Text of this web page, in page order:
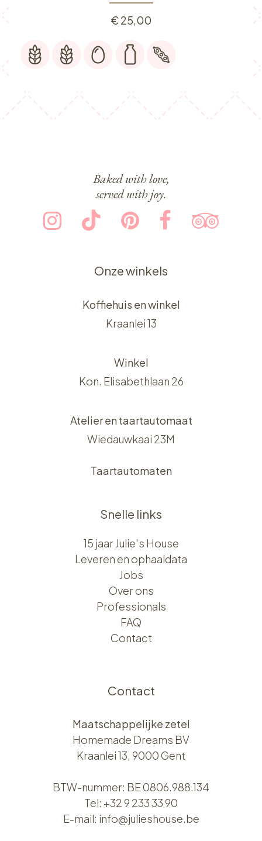
€25,00
Baked with love,
served with joy.
Onze winkels
Koffiehuis en winkel
Kraanlei 13
Winkel
Kon. Elisabethlaan 26
Atelier en taartautomaat
Wiedauwkaai 23M
Taartautomaten
Snelle links
15 jaar Julie's House
Leveren en ophaaldata
Jobs
Over ons​​
Professionals
FAQ
Contact
Contact
Maatschappelijke zetel
Homemade Dreams BV
Kraanlei 13, 9000 Gent
BTW-nummer: BE 0806.988.134
Tel: +32 9 233 33 90
E-mail: info@julieshouse.be